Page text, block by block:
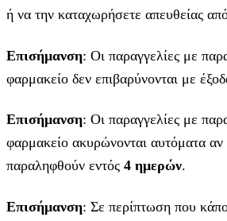
ή να την καταχωρήσετε απευθείας
Επισήμανση: Οι παραγγελίες με
φαρμακείο δεν επιβαρύνονται με
Επισήμανση: Οι παραγγελίες με
φαρμακείο ακυρώνονται αυτόματα αν
παραληφθούν εντός 4 ημερών.
Επισήμανση: Σε περίπτωση που